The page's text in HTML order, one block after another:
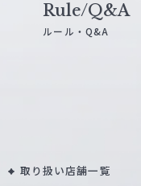
Rule/Q&A
ルール・Q&A
取り扱い店舗一覧